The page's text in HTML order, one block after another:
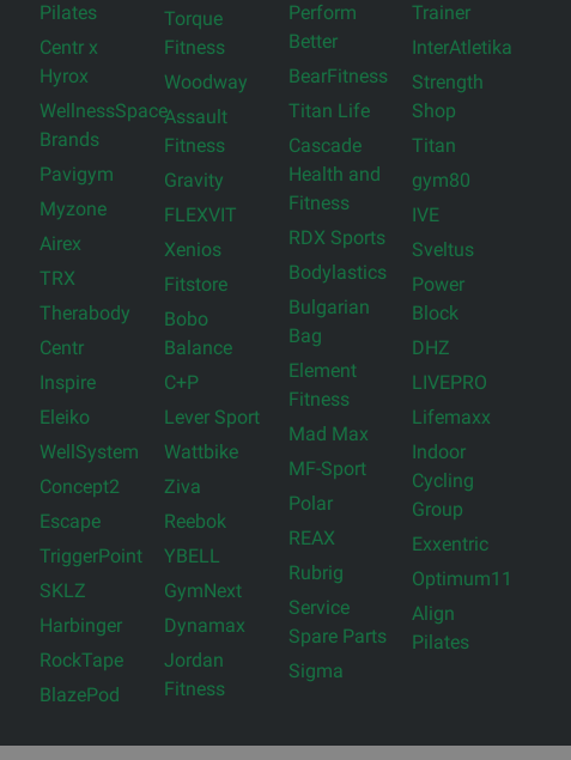
Pilates
Centr x
Hyrox
WellnessSpace
Brands
Pavigym
Myzone
Airex
TRX
Therabody
Centr
Inspire
Eleiko
WellSystem
Concept2
Escape
TriggerPoint
SKLZ
Harbinger
RockTape
BlazePod
Torque
Fitness
Woodway
Assault
Fitness
Gravity
FLEXVIT
Xenios
Fitstore
Bobo
Balance
C+P
Lever Sport
Wattbike
Ziva
Reebok
YBELL
GymNext
Dynamax
Jordan
Fitness
Perform
Better
BearFitness
Titan Life
Cascade
Health and
Fitness
RDX Sports
Bodylastics
Bulgarian
Bag
Element
Fitness
Mad Max
MF-Sport
Polar
REAX
Rubrig
Service
Spare Parts
Sigma
Trainer
InterAtletika
Strength
Shop
Titan
gym80
IVE
Sveltus
Power
Block
DHZ
LIVEPRO
Lifemaxx
Indoor
Cycling
Group
Exxentric
Optimum11
Align
Pilates